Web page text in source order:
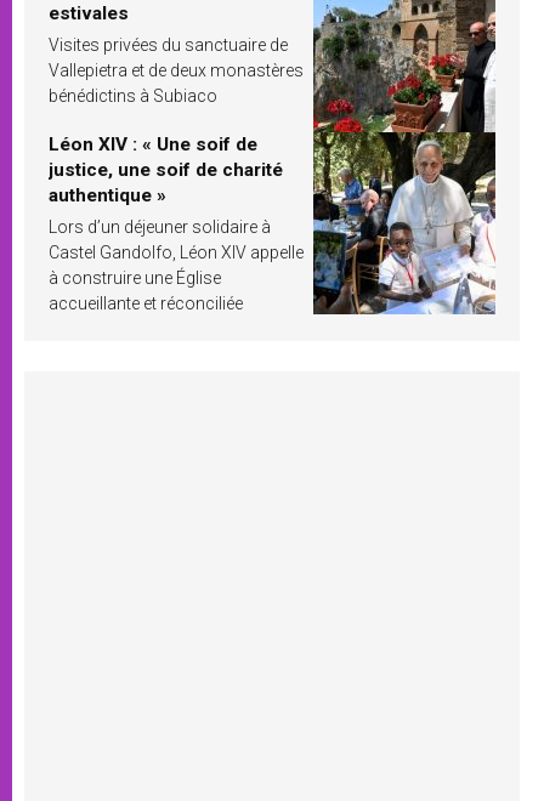
estivales
Visites privées du sanctuaire de
Vallepietra et de deux monastères
bénédictins à Subiaco
Léon XIV : « Une soif de
justice, une soif de charité
authentique »
Lors d’un déjeuner solidaire à
Castel Gandolfo, Léon XIV appelle
à construire une Église
accueillante et réconciliée